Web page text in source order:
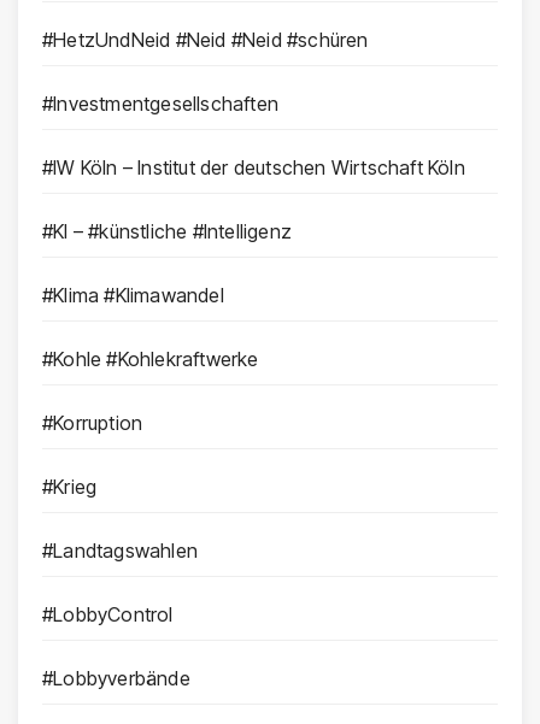
#HetzUndNeid #Neid #Neid #schüren
#Investmentgesellschaften
#IW Köln – Institut der deutschen Wirtschaft Köln
#KI – #künstliche #Intelligenz
#Klima #Klimawandel
#Kohle #Kohlekraftwerke
#Korruption
#Krieg
#Landtagswahlen
#LobbyControl
#Lobbyverbände